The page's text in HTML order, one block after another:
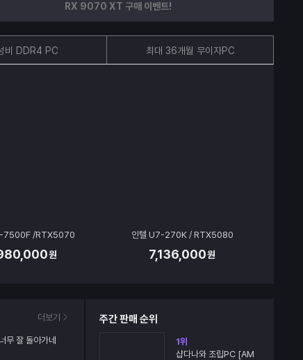
RX 9070 XT 구매 이벤트!
비 DDR4 PC 최대 36개월 무이자PC
7500F /RTX5070
원
인텔 U7-270K / RTX5080
7,136,000원
무 잘 돌아가네
더보기 주간 판매 순위
1위
샵다나와 조립PC [AM